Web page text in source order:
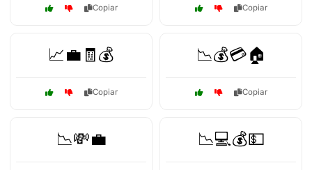
Copiar Copiar
📈💼🧾💰
Copiar
📉💰💳🏠
Copiar
📉💸💼 📉💻💰💵